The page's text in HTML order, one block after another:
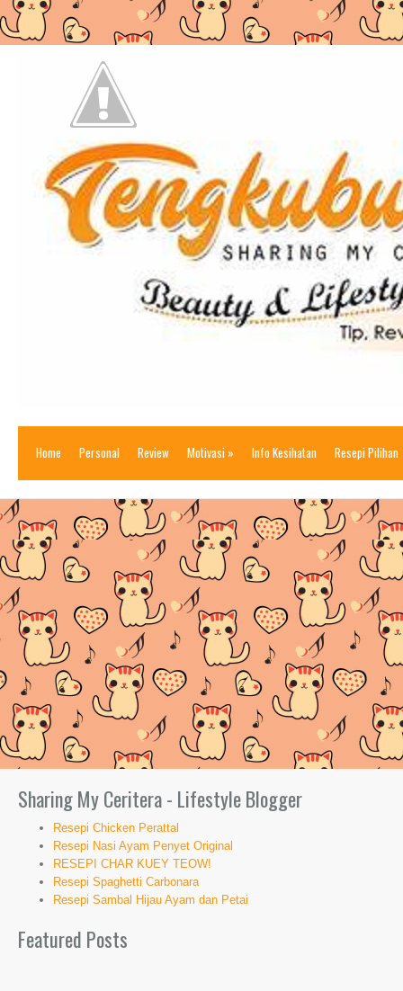
Home Personal Review Motivasi » Info Kesihatan Resepi Pilihan
Sharing My Ceritera - Lifestyle Blogger
Resepi Chicken Perattal
Resepi Nasi Ayam Penyet Original
RESEPI CHAR KUEY TEOW!
Resepi Spaghetti Carbonara
Resepi Sambal Hijau Ayam dan Petai
Featured Posts